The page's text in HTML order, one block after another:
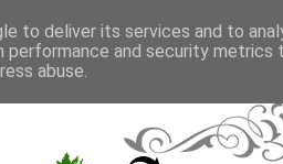
___ _. __
to deliver its services and to
performance and security
abuse.